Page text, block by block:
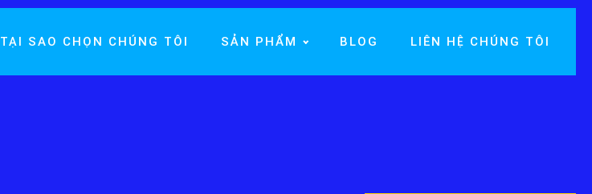
TẠI SAO CHỌN CHÚNG TÔI SẢN PHẨM BLOG LIÊN HỆ CHÚNG TÔI